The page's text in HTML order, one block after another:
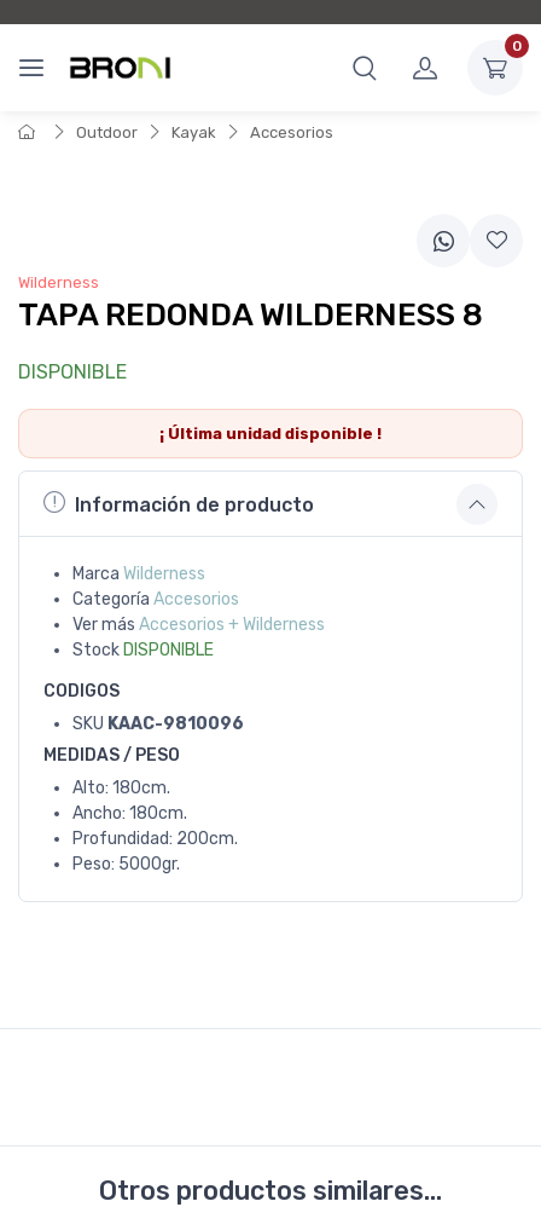
0
Outdoor Kayak Accesorios
Wilderness
TAPA REDONDA WILDERNESS 8
DISPONIBLE
¡ Última unidad disponible !
Información de producto
Marca Wilderness
Categoría Accesorios
Ver más Accesorios + Wilderness
Stock DISPONIBLE
CODIGOS
SKU KAAC-9810096
MEDIDAS / PESO
Alto: 180cm.
Ancho: 180cm.
Profundidad: 200cm.
Peso: 5000gr.
Otros productos similares...